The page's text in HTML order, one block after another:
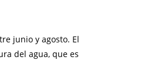
junio y agosto. El
del agua, que es